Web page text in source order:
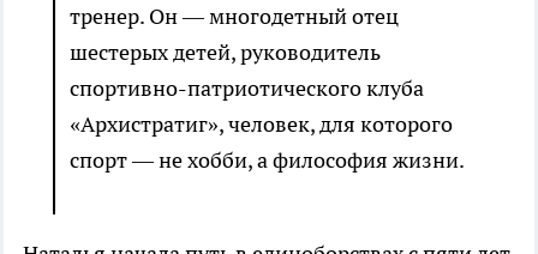
тренер. Он — многодетный отец
шестерых детей, руководитель
спортивно-патриотического клуба
«Архистратиг», человек, для которого
спорт — не хобби, а философия жизни.